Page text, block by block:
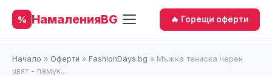
% НамаленияBG 🔥 Горещи оферти
Начало » Оферти » FashionDays.bg » Мъжка тениска черен
цвят - памук...